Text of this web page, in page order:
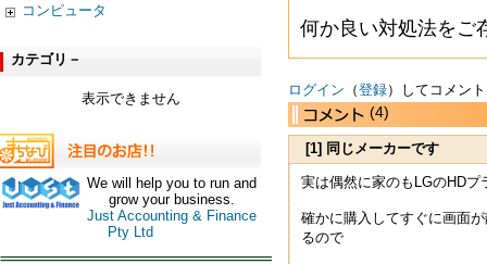
コンピュータ
カテゴリ－
表示できません
We will help you to run and
grow your business.
Just Accounting & Finance
Pty Ltd
何か良い対処法をご
ログイン （登録）してコメン
(4)
[1] 同じメーカーです
実は偶然に家のもLGのHDプ
確かに購入してすぐに画面
るので